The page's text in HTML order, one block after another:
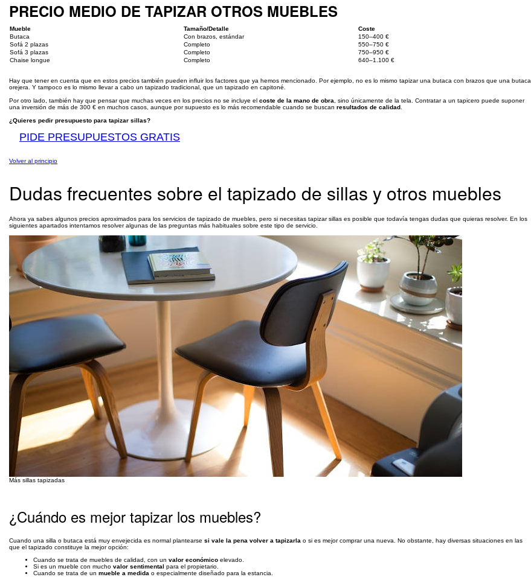
PRECIO MEDIO DE TAPIZAR OTROS MUEBLES
Mueble Tamaño/Detalle
Coste
Butaca
Con brazos, estándar
150–400 €
Sofá 2 plazas
Completo
550–750 €
Sofá 3 plazas
Completo
750–950 €
Chaise longue
Completo 640–1.100 €
Hay que tener en cuenta que en estos precios también pueden influir los factores que ya hemos mencionado. Por ejemplo, no es lo mismo tapizar una butaca con brazos que una butaca
orejera. Y tampoco es lo mismo llevar a cabo un tapizado tradicional, que un tapizado en capitoné.
Por otro lado, también hay que pensar que muchas veces en los precios no se incluye el coste de la mano de obra , sino únicamente de la tela. Contratar a un tapicero puede suponer
una inversión de más de 300 € en muchos casos, aunque por supuesto es lo más recomendable cuando se buscan resultados de calidad
¿Quieres pedir presupuesto para tapizar sillas?
PIDE PRESUPUESTOS GRATIS
Volver al principio
Dudas frecuentes sobre el tapizado de sillas y otros muebles
Ahora ya sabes algunos precios aproximados para los servicios de tapizado de muebles, pero si necesitas tapizar sillas es posible que todavía tengas dudas que quieras resolver. En los
siguientes apartados intentamos resolver algunas de las preguntas más habituales sobre este tipo de servicio.
Más sillas tapizadas
¿Cuándo es mejor tapizar los muebles?
Cuando una silla o butaca está muy envejecida es normal plantearse si vale la pena volver a tapizarla o si es mejor comprar una nueva. No obstante, hay diversas situaciones en las
que el tapizado constituye la mejor opción:
Cuando se trata de muebles de calidad, con un valor económico elevado.
Si es un mueble con mucho valor sentimental para el propietario.
Cuando se trata de un mueble a medida o especialmente diseñado para la estancia.